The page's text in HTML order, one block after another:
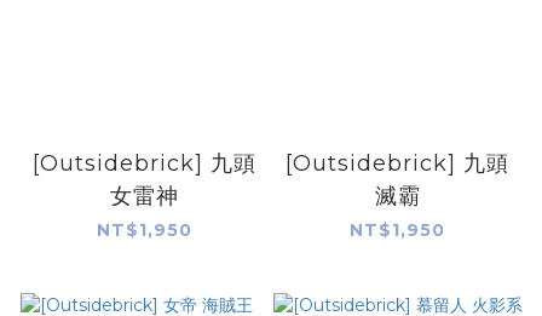
[Outsidebrick] 九頭
女雷神
NT$1,950
[Outsidebrick] 九頭
滅霸
NT$1,950